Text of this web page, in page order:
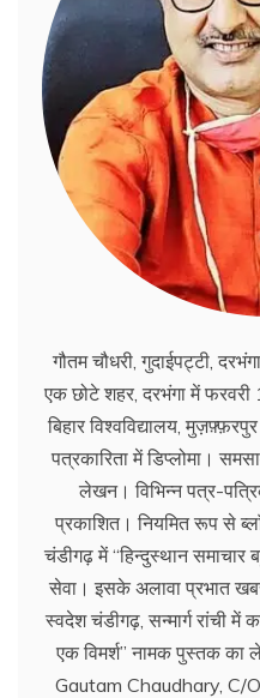
गौतम चौधरी, गुदाईपट्टी,
एक छोटे शहर, दरभंगा में
बिहार विश्वविद्यालय,
पत्रकारिता में डिप्लोमा।
लेखन। विभिन्न पत्र-
प्रकाशित। नियमित रूप से
चंडीगढ़ में ‘‘हिन्दुस्थान समाचार
सेवा। इसके अलावा प्रभात
स्वदेश चंडीगढ़, सन्मार्ग रांची में
एक विमर्श’’ नामक पुस्तक
Gautam Chaudhary, C/